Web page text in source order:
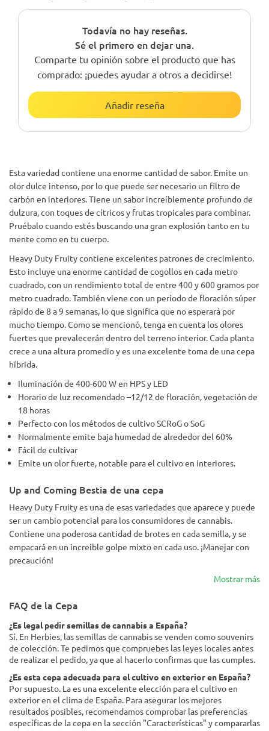
Todavía no hay reseñas.
Sé el primero en dejar una.
Comparte tu opinión sobre el producto que has
comprado: ¡puedes ayudar a otros a decidirse!
Añadir reseña
Esta variedad contiene una enorme cantidad de sabor. Emite un
olor dulce intenso, por lo que puede ser necesario un filtro de
carbón en interiores. Tiene un sabor increíblemente profundo de
dulzura, con toques de cítricos y frutas tropicales para combinar.
Pruébalo cuando estés buscando una gran explosión tanto en tu
mente como en tu cuerpo.
Heavy Duty Fruity contiene excelentes patrones de crecimiento.
Esto incluye una enorme cantidad de cogollos en cada metro
cuadrado, con un rendimiento total de entre 400 y 600 gramos por
metro cuadrado. También viene con un período de floración súper
rápido de 8 a 9 semanas, lo que significa que no esperará por
mucho tiempo. Como se mencionó, tenga en cuenta los olores
fuertes que prevalecerán dentro del terreno interior. Cada planta
crece a una altura promedio y es una excelente toma de una cepa
híbrida.
Iluminación de 400-600 W en HPS y LED
Horario de luz recomendado –12/12 de floración, vegetación de
18 horas
Perfecto con los métodos de cultivo SCRoG o SoG
Normalmente emite baja humedad de alrededor del 60%
Fácil de cultivar
Emite un olor fuerte, notable para el cultivo en interiores.
Up and Coming Bestia de una cepa
Heavy Duty Fruity es una de esas variedades que aparece y puede
ser un cambio potencial para los consumidores de cannabis.
Contiene una poderosa cantidad de brotes en cada semilla, y se
empacará en un increíble golpe mixto en cada uso. ¡Manejar con
precaución!
Mostrar más
FAQ de la Cepa
¿Es legal pedir semillas de cannabis a España?
Sí. En Herbies, las semillas de cannabis se venden como souvenirs
de colección. Te pedimos que compruebes las leyes locales antes
de realizar el pedido, ya que al hacerlo confirmas que las cumples.
¿Es esta cepa adecuada para el cultivo en exterior en España?
Por supuesto. La es una excelente elección para el cultivo en
exterior en el clima de España. Para asegurar los mejores
resultados posibles, recomendamos comprobar las preferencias
específicas de la cepa en la sección "Características" y compararlas